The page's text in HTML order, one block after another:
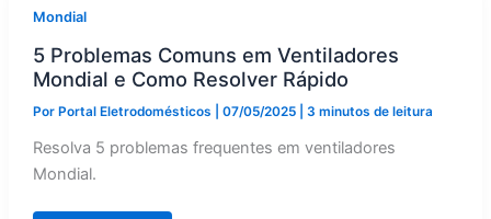
Eletrodomésticos
da
Marca?
Mondial
5 Problemas Comuns em Ventiladores
Mondial e Como Resolver Rápido
Por Portal Eletrodomésticos 07/05/2025 3 minutos de leitura
Resolva 5 problemas frequentes em ventiladores
Mondial.